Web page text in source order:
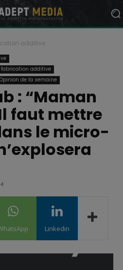
additive
fabrication additive
Opinion de la semaine
: “Maman
faut mettre
le micro-
Linkedin